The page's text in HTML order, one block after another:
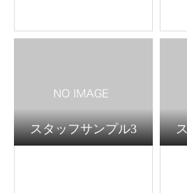
スタッフサンプル3